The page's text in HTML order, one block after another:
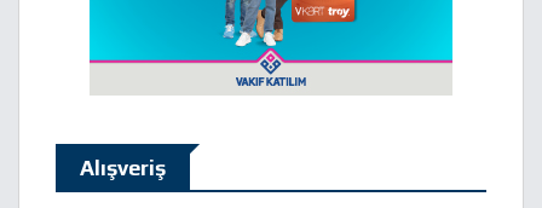
Alışveriş